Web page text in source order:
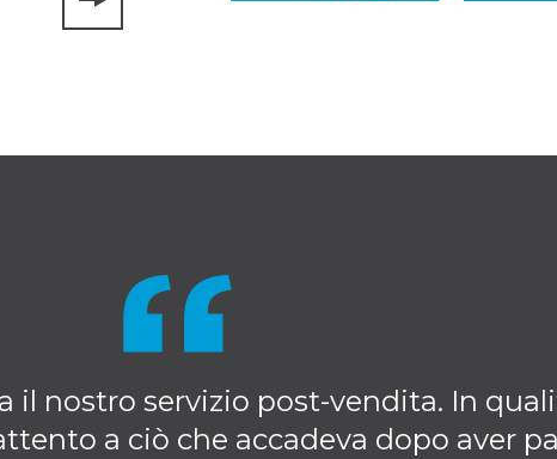
il nostro servizio post-vendita. In
a ciò che accadeva dopo aver